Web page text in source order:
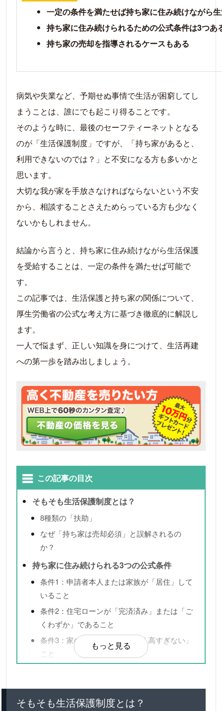
一定の条件を満たせば持ち家に住み続けながら
持ち家に住み続けられるための公式条件は3つあ
持ち家の売却を指導されるケースもある
病気や失業など、予期せぬ事情で生活が困窮してし
まうことは、誰にでも起こり得ることです。
そのような時に、最後のセーフティーネットとなる
のが「生活保護制度」ですが、「持ち家があると、
利用できないのでは？」と不安になる方も多いかと
思います。
大切な我が家を手放さなければならないという不安
から、相談することさえためらっている方も少なく
ないかもしれません。
結論から言うと、持ち家に住み続けながら生活保護
を受給することは、一定の条件を満たせば可能で
す。
この記事では、生活保護と持ち家の関係について、
厚生労働省の公式な考え方に基づき徹底的に解説し
ます。
一人で悩まず、正しい知識を身につけて、生活再建
への第一歩を踏み出しましょう。
この記事の目次
そもそも生活保護制度とは？
8種類の「扶助」
なぜ「持ち家は売却必須」と誤解されるの
か？
持ち家に住み続けられる3つの公式条件
条件1：申請者本人または家族が「居住」して
いること
条件2：住宅ローンが「完済済み」または「ご
くわずか」であること
条件3：家の資産価値が「著しく高すぎない」
こと
ケース1：住んでいない家や土地を所有してい
る
もっと見る
そもそも生活保護制度とは？